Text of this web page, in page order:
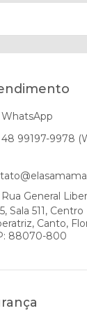
WhatsApp
48 99197-9978
Rua General
Sala 511,
Canto,
88070-800